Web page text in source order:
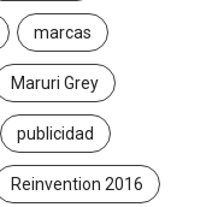
marcas
Maruri Grey
publicidad
Reinvention 2016